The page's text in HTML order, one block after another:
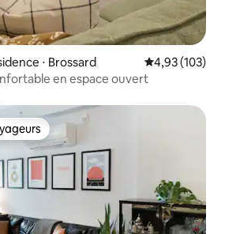
⋅ Brossard Évaluation
4,93 (103)
en espace ouvert
les plus appréciés